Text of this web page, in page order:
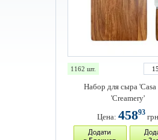
1162 шт.
Набор для сыра
'Creamery'
Цена: 45893 грн